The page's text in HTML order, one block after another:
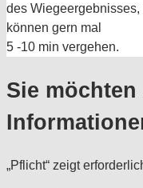
des
können gern mal
5 -10 min vergehen.
Sie möchten
„Pflicht“ zeigt